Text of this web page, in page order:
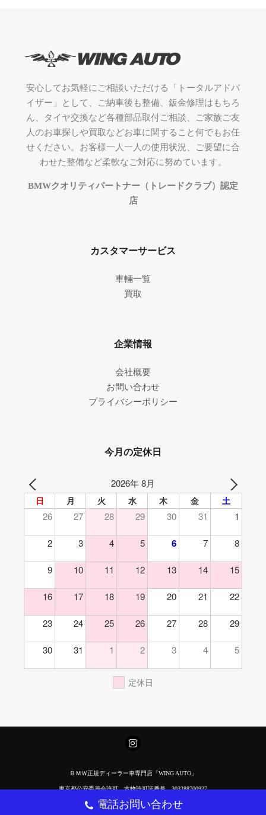
安心してお気軽にご相談いただける「トータルアドバ
イザー」として、ご納車後も整備、鈑金修理はもちろ
ん、タイヤ交換など各種部品取付ご相談、ご家族ご友
人のお車探しや買取などお車に関すること何でもお任
せください。お客様一人一人の使用状況、ご要望に合
わせた整備など柔軟なご対応に努めています。
BMWクオリティパートナー（トレードクラブ）認定
店
カスタマーサービス
車輛一覧
買取
企業情報
会社概要
お問い合わせ
プライバシーポリシー
今月の定休日
2026年 8月
日 月 火 水 木 金 土
26 27 28 29 30 31 1
2 3 4 5 6 7 8
9 10 11 12 13 14 15
16 17 18 19 20 21 22
23 24 25 26 27 28 29
30 31 1 2 3 4 5
定休日
ＢＭＷ正規ディーラー車専門店「WING AUTO」
東京都公安委員会許可 古物許可証番号 303288700927
Copyright(C) 2017 ウイングオート All Rights Reserved.
電話お問い合わせ